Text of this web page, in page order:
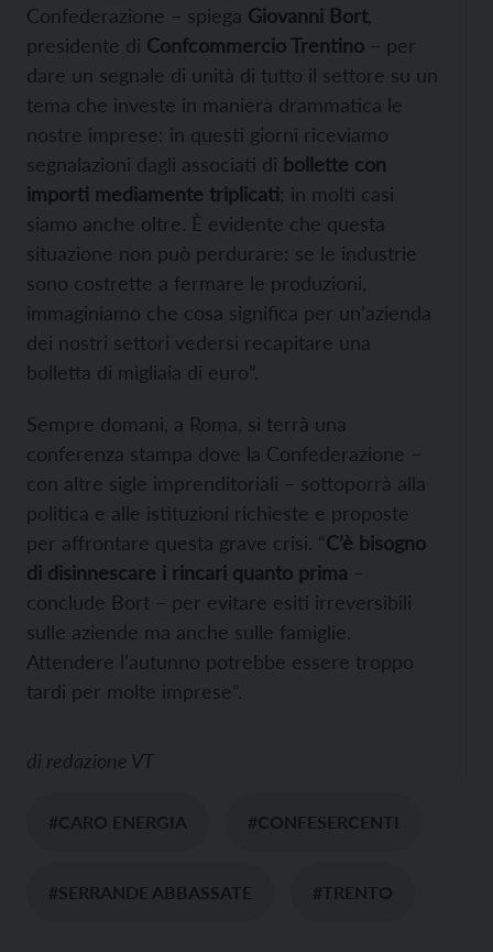
Confederazione – spiega Giovanni Bort,
presidente di Confcommercio Trentino – per
dare un segnale di unità di tutto il settore su un
tema che investe in maniera drammatica le
nostre imprese: in questi giorni riceviamo
segnalazioni dagli associati di bollette con
importi mediamente triplicati; in molti casi
siamo anche oltre. È evidente che questa
situazione non può perdurare: se le industrie
sono costrette a fermare le produzioni,
immaginiamo che cosa significa per un’azienda
dei nostri settori vedersi recapitare una
bolletta di migliaia di euro”.
Sempre domani, a Roma, si terrà una
conferenza stampa dove la Confederazione –
con altre sigle imprenditoriali – sottoporrà alla
politica e alle istituzioni richieste e proposte
per affrontare questa grave crisi. “C’è bisogno
di disinnescare i rincari quanto prima –
conclude Bort – per evitare esiti irreversibili
sulle aziende ma anche sulle famiglie.
Attendere l’autunno potrebbe essere troppo
tardi per molte imprese”.
di redazione VT
#CARO ENERGIA #CONFESERCENTI
#SERRANDE ABBASSATE #TRENTO